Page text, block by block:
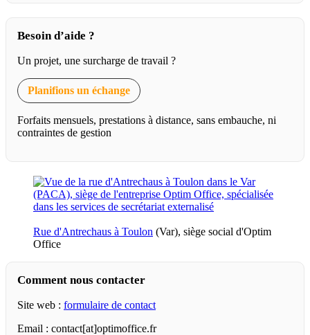
Besoin d’aide ?
Un projet, une surcharge de travail ?
Planifions un échange
Forfaits mensuels, prestations à distance, sans embauche, ni
contraintes de gestion
Rue d'Antrechaus à Toulon (Var), siège social d'Optim
Office
Comment nous contacter
Site web : formulaire de contact
Email : contact[at]optimoffice.fr